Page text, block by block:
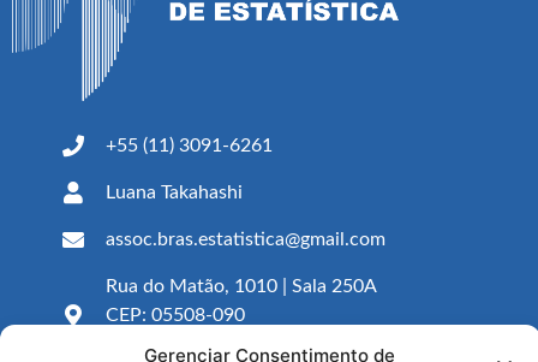
Gerenciar Consentimento de
+55 (11) 3091-6261
Luana Takahashi
assoc.bras.estatistica@gmail.com
Rua do Matão, 1010 | Sala 250A
CEP: 05508-090
São Paulo – SP